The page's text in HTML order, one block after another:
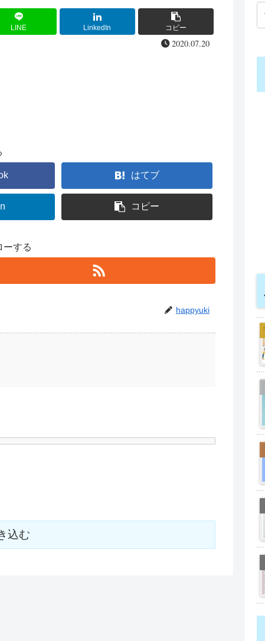
LINE LinkedIn コピー
2020.07.20
はてブ
コピー
ーする
happyuki
込む